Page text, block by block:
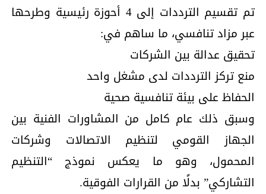
تم تقسيم الترددات إلى 4 أحوزة رئيسية وطرحها
عبر مزاد تنافسي، ما ساهم في:
تحقيق عدالة بين الشركات
منع تركز الترددات لدى مشغل واحد
الحفاظ على بيئة تنافسية صحية
وسبق ذلك عام كامل من المشاورات الفنية بين
الجهاز القومي لتنظيم الاتصالات وشركات
المحمول، وهو ما يعكس نموذج “التنظيم
التشاركي” بدلًا من القرارات الفوقية.